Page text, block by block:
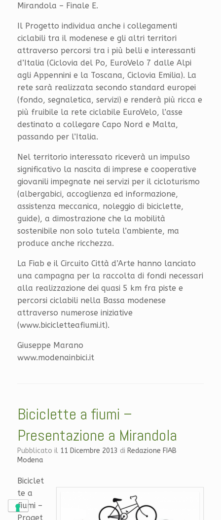
Mirandola – Finale E.
Il Progetto individua anche i collegamenti
ciclabili tra il modenese e gli altri territori
attraverso percorsi tra i più belli e interessanti
d’Italia (Ciclovia del Po, EuroVelo 7 dalle Alpi
agli Appennini e la Toscana, Ciclovia Emilia). La
rete sarà realizzata secondo standard europei
(fondo, segnaletica, servizi) e renderà più ricca e
più fruibile la rete ciclabile EuroVelo, l’asse
destinato a collegare Capo Nord e Malta,
passando per l’Italia.
Nel territorio interessato riceverà un impulso
significativo la nascita di imprese e cooperative
giovanili impegnate nei servizi per il cicloturismo
(albergabici, accoglienza ed informazione,
assistenza meccanica, noleggio di biciclette,
guide), a dimostrazione che la mobilità
sostenibile non solo tutela l’ambiente, ma
produce anche ricchezza.
La Fiab e il Circuito Città d’Arte hanno lanciato
una campagna per la raccolta di fondi necessari
alla realizzazione dei quasi 5 km fra piste e
percorsi ciclabili nella Bassa modenese
attraverso numerose iniziative
(www.bicicletteafiumi.it).
Giuseppe Marano
www.modenainbici.it
Biciclette a fiumi –
Presentazione a Mirandola
Pubblicato il 11 Dicembre 2013 di Redazione FIAB
Modena
Biciclet
te a
fiumi –
Proget